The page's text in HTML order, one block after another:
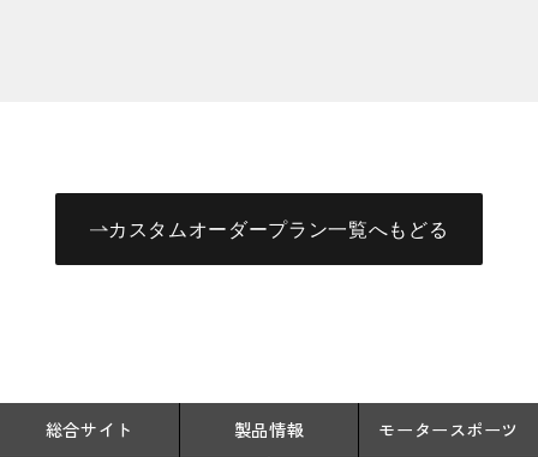
カスタムオーダープラン一覧へもどる
総合サイト 製品情報 モータースポーツ